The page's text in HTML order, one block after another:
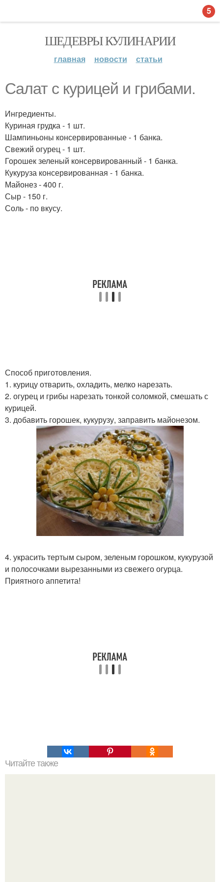
ШЕДЕВРЫ КУЛИНАРИИ
главная новости статьи
Салат с курицей и грибами.
Ингредиенты.
Куриная грудка - 1 шт.
Шампиньоны консервированные - 1 банка.
Свежий огурец - 1 шт.
Горошек зеленый консервированный - 1 банка.
Кукуруза консервированная - 1 банка.
Майонез - 400 г.
Сыр - 150 г.
Соль - по вкусу.
Способ приготовления.
1. курицу отварить, охладить, мелко нарезать.
2. огурец и грибы нарезать тонкой соломкой, смешать с
курицей.
3. добавить горошек, кукурузу, заправить майонезом.
4. украсить тертым сыром, зеленым горошком, кукурузой
и полосочками вырезанными из свежего огурца.
Приятного аппетита!
Читайте также
5